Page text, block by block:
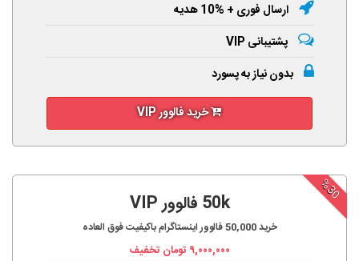
ارسال فوری + %10 هدیه
پشتیبانی VIP
بدون نیاز به پسورد
خرید فالوور VIP
%30
50k فالوور VIP
خرید50,000فالوور اینستاگرام باکیفیت فوق العاده
۹,۰۰۰,۰۰۰ تومان تخفیف